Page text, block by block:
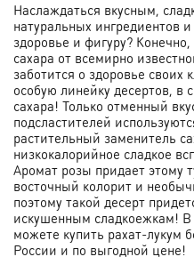
Наслаждаться вкусным,
натуральных ингредиентов
здоровье и фигуру?
сахара от всемирно
заботится о здоровье своих
особую линейку десертов, в
сахара! Только отменный
подсластителей
растительный заменитель
низкокалорийное сладкое
Аромат розы придает этому
восточный колорит и
поэтому такой десерт
искушенным сладкоежкам!
можете купить рахат-лукум
России и по выгодной цене!